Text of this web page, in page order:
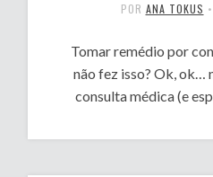
POR ANA TOKUS •
Tomar remédio por
não fez isso? Ok, ok…
consulta médica (e